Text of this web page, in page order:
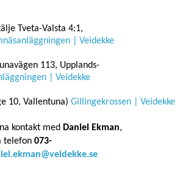
Tveta-Valsta 4:1,
| Veidekke
113, Upplands-
| Veidekke
10, Vallentuna) Gillingekrossen | Veidekke
kontakt med Daniel Ekman,
telefon 073-